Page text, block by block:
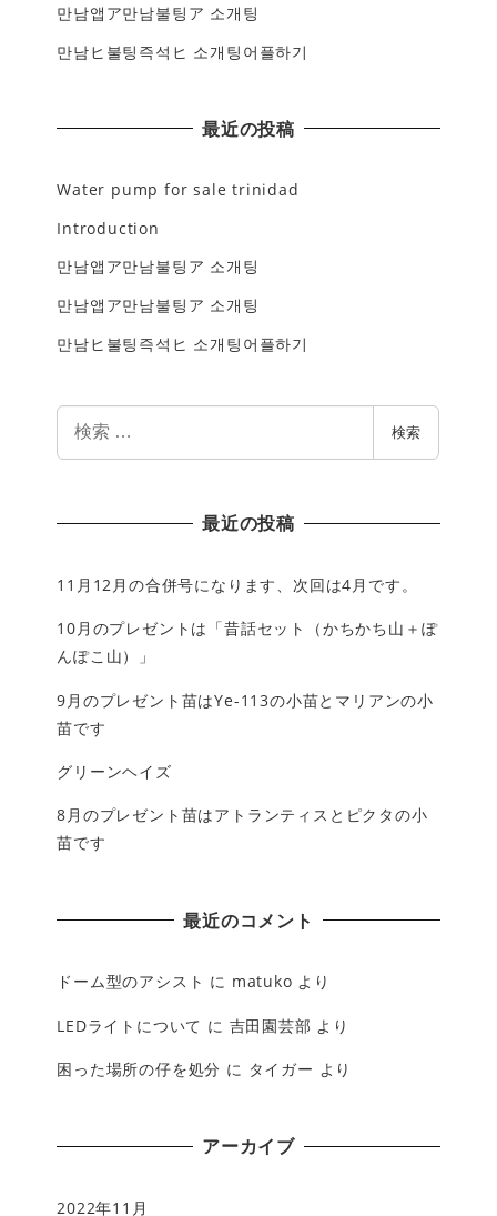
만남앱ア만남불팅ア 소개팅
만남ヒ불팅즉석ヒ 소개팅어플하기
最近の投稿
Water pump for sale trinidad
Introduction
만남앱ア만남불팅ア 소개팅
만남앱ア만남불팅ア 소개팅
만남ヒ불팅즉석ヒ 소개팅어플하기
検索
最近の投稿
11月12月の合併号になります、次回は4月です。
10月のプレゼントは「昔話セット（かちかち山＋ぽ
んぽこ山）」
9月のプレゼント苗はYe-113の小苗とマリアンの小
苗です
グリーンヘイズ
8月のプレゼント苗はアトランティスとピクタの小
苗です
最近のコメント
ドーム型のアシスト に matuko より
LEDライトについて に 吉田園芸部 より
困った場所の仔を処分 に タイガー より
アーカイブ
2022年11月